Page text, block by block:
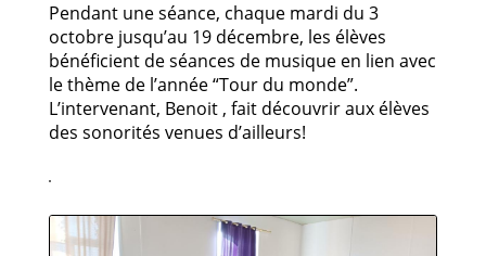
Pendant une séance, chaque mardi du 3
octobre jusqu’au 19 décembre, les élèves
bénéficient de séances de musique en lien avec
le thème de l’année “Tour du monde”.
L’intervenant, Benoit , fait découvrir aux élèves
des sonorités venues d’ailleurs!